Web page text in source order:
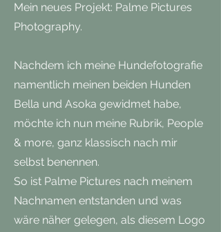
Mein neues Projekt: Palme Pictures
Photography.
Nachdem ich meine Hundefotografie
namentlich meinen beiden Hunden
Bella und Asoka gewidmet habe,
möchte ich nun meine Rubrik, People
& more, ganz klassisch nach mir
selbst benennen.
So ist Palme Pictures nach meinem
Nachnamen entstanden und was
wäre näher gelegen, als diesem Logo